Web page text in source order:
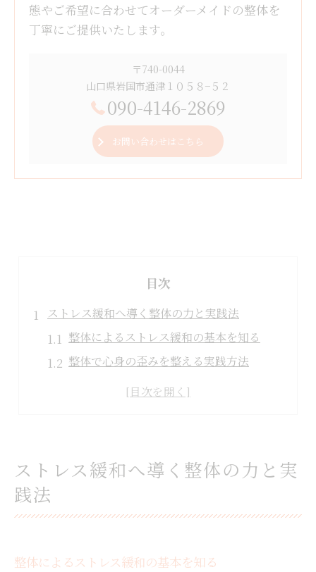
態やご希望に合わせてオーダーメイドの整体を
丁寧にご提供いたします。
〒740-0044
山口県岩国市通津１０５８−５２
090-4146-2869
お問い合わせはこちら
目次
ストレス緩和へ導く整体の力と実践法
整体によるストレス緩和の基本を知る
整体で心身の歪みを整える実践方法
整体がストレス軽減に与える効果とは
整体で心身バランスを保つための考え方
整体施術がもたらす身体と心の変化
ストレス緩和へ導く整体の力と実
践法
整体によるストレス緩和の基本を知る